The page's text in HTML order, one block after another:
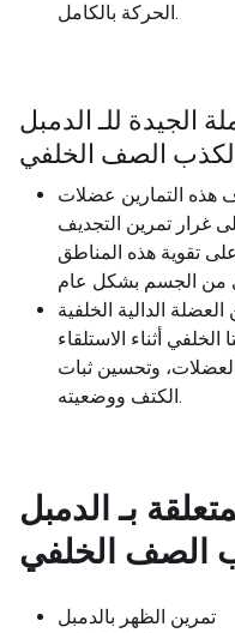
الحركة بالكامل.
الجيدة للـ الدمبل
هذه التمارين عضلات
غرار تمرين التجديف
تقوية هذه المناطق
الدالية الخلفية
أثناء الاستلقاء
وتحسين ثبات
الكتف ووضعيته.
بـ الدمبل
تمرين الظهر بالدمبل